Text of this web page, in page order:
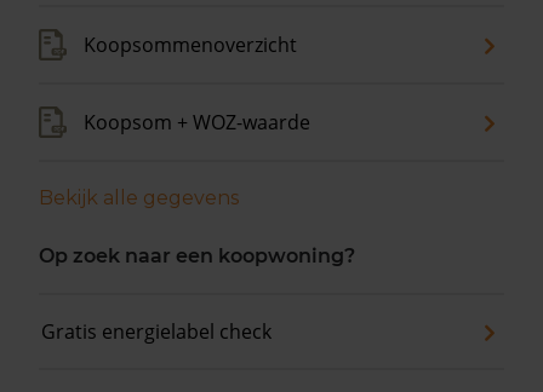
Koopsommenoverzicht
Koopsom + WOZ-waarde
Bekijk alle gegevens
Op zoek naar een koopwoning?
Gratis energielabel check